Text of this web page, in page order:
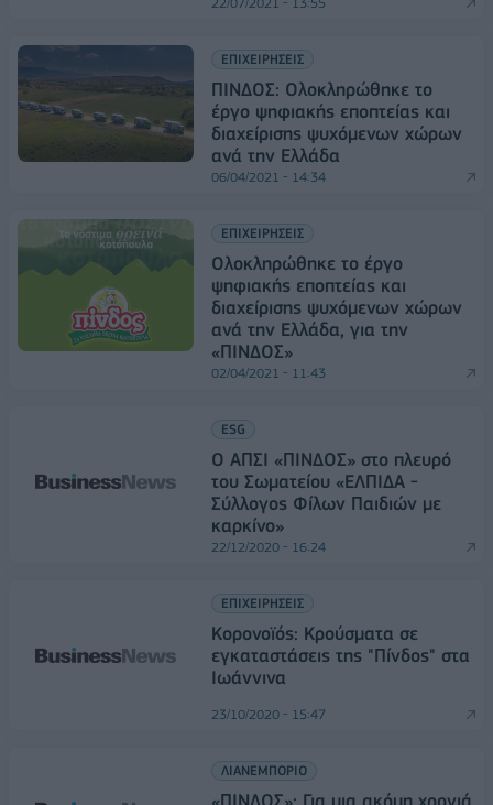
ΕΠΙΧΕΙΡΗΣΕΙΣ
ΠΙΝΔΟΣ: Ολοκληρώθηκε το
έργο ψηφιακής εποπτείας και
διαχείρισης ψυχόμενων χώρων
ανά την Ελλάδα
06/04/2021 - 14:34
ΕΠΙΧΕΙΡΗΣΕΙΣ
Ολοκληρώθηκε το έργο
ψηφιακής εποπτείας και
διαχείρισης ψυχόμενων χώρων
ανά την Ελλάδα, για την
«ΠΙΝΔΟΣ»
02/04/2021 - 11:43
ESG
O ΑΠΣΙ «ΠΙΝΔΟΣ» στο πλευρό
του Σωματείου «ΕΛΠΙΔΑ -
Σύλλογος Φίλων Παιδιών με
καρκίνο»
22/12/2020 - 16:24
ΕΠΙΧΕΙΡΗΣΕΙΣ
Κορονοϊός: Κρούσματα σε
εγκαταστάσεις της "Πίνδος" στα
Ιωάννινα
23/10/2020 - 15:47
ΛΙΑΝΕΜΠΟΡΙΟ
«ΠΙΝΔΟΣ»: Για μια ακόμη χρονιά